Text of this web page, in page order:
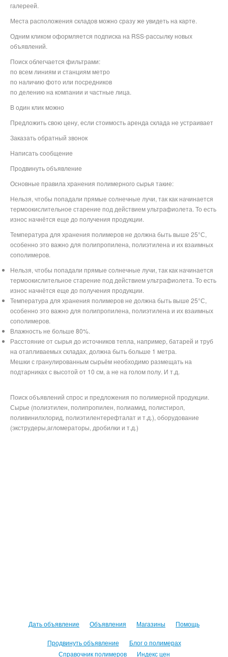
галереей.
Места расположения складов можно сразу же увидеть на карте.
Одним кликом оформляется подписка на RSS-рассылку новых
объявлений.
Поиск облегчается фильтрами:
по всем линиям и станциям метро
по наличию фото или посредников
по делению на компании и частные лица.
В один клик можно
Предложить свою цену, если стоимость аренда склада не устраивает
Заказать обратный звонок
Написать сообщение
Продвинуть объявление
Основные правила хранения полимерного сырья такие:
Нельзя, чтобы попадали прямые солнечные лучи, так как начинается
термоокислительное старение под действием ультрафиолета. То есть
износ начнётся еще до получения продукции.
Температура для хранения полимеров не должна быть выше 25°С,
особенно это важно для полипропилена, полиэтилена и их взаимных
сополимеров.
Нельзя, чтобы попадали прямые солнечные лучи, так как начинается
термоокислительное старение под действием ультрафиолета. То есть
износ начнётся еще до получения продукции.
Температура для хранения полимеров не должна быть выше 25°С,
особенно это важно для полипропилена, полиэтилена и их взаимных
сополимеров.
Влажность не больше 80%.
Расстояние от сырья до источников тепла, например, батарей и труб
на отапливаемых складах, должна быть больше 1 метра.
Мешки с гранулированным сырьём необходимо размещать на
подтарниках с высотой от 10 см, а не на голом полу. И т.д.
Поиск объявлений спрос и предложения по полимерной продукции.
Сырье (полиэтилен, полипропилен, полиамид, полистирол,
поливинилхлорид, полиэтилентерефталат и т.д.), оборудование
(экструдеры,агломераторы, дробилки и т.д.)
Дать объявление Объявления Магазины Помощь
Продвинуть объявление
Блог о полимерах
Справочник полимеров
Индекс цен